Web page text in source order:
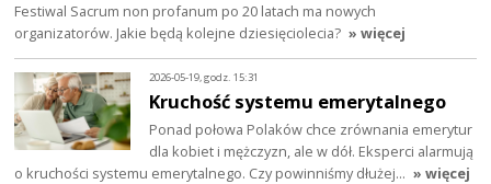
Festiwal Sacrum non profanum po 20 latach ma nowych
organizatorów. Jakie będą kolejne dziesięciolecia? » więcej
2026-05-19, godz. 15:31
Kruchość systemu emerytalnego
Ponad połowa Polaków chce zrównania emerytur
dla kobiet i mężczyzn, ale w dół. Eksperci alarmują
o kruchości systemu emerytalnego. Czy powinniśmy dłużej… » więcej